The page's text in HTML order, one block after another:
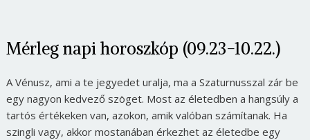
Mérleg napi horoszkóp (09.23-10.22.)
A Vénusz, ami a te jegyedet uralja, ma a Szaturnusszal zár be
egy nagyon kedvező szöget. Most az életedben a hangsúly a
tartós értékeken van, azokon, amik valóban számítanak. Ha
szingli vagy, akkor mostanában érkezhet az életedbe egy